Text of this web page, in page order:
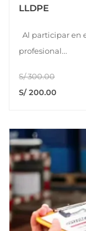
LLDPE
Al participar en
profesional...
S/ 300.00
S/ 200.00